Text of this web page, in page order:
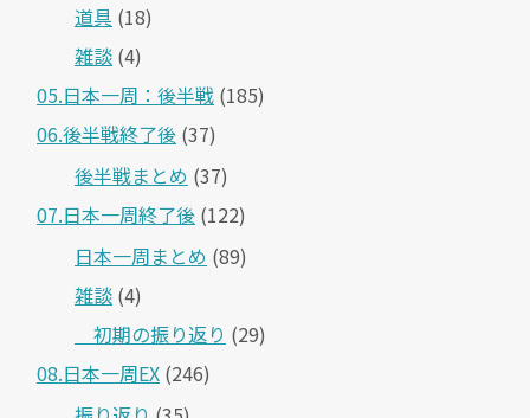
道具 (18)
雑談 (4)
05.日本一周：後半戦 (185)
06.後半戦終了後 (37)
後半戦まとめ (37)
07.日本一周終了後 (122)
日本一周まとめ (89)
雑談 (4)
＿初期の振り返り (29)
08.日本一周EX (246)